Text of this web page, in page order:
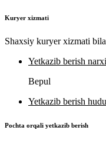
Kuryer xizmati
Shaxsiy kuryer xizmati
Yetkazib berish narxi
Bepul
Yetkazib berish
Pochta orqali yetkazib berish